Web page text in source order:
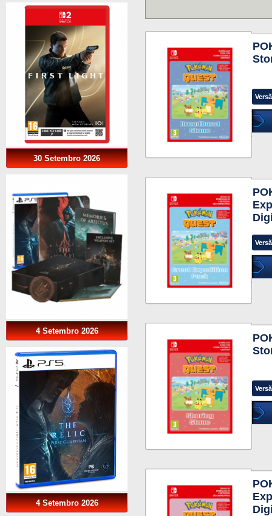
30 Setembro 2026
4 Setembro 2026
4 Setembro 2026